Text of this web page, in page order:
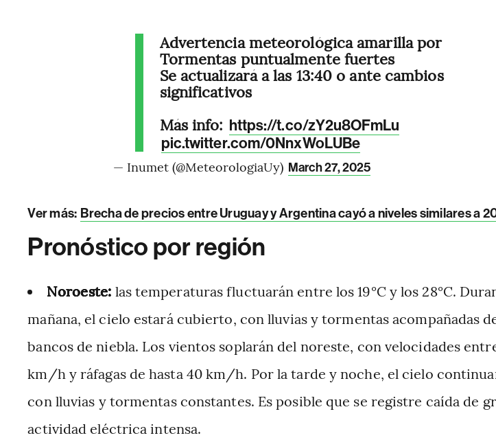
Advertencia meteorológica amarilla por
Tormentas puntualmente fuertes
Se actualizará a las 13:40 o ante cambios
significativos
Más info: https://t.co/zY2u8OFmLu
pic.twitter.com/0NnxWoLUBe
— Inumet (@MeteorologiaUy) March 27, 2025
Ver más: Brecha de precios entre Uruguay y Argentina cayó a niveles similares a
Pronóstico por región
Noroeste: las temperaturas fluctuarán entre los 19°C y los 28°C.
mañana, el cielo estará cubierto, con lluvias y tormentas acompañadas
bancos de niebla. Los vientos soplarán del noreste, con velocidades
km/h y ráfagas de hasta 40 km/h. Por la tarde y noche, el cielo
con lluvias y tormentas constantes. Es posible que se registre caída de
actividad eléctrica intensa.